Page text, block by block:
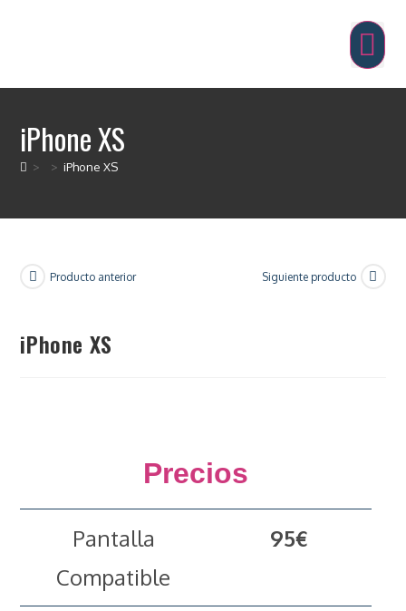
iPhone XS
> > iPhone XS
Producto anterior Siguiente producto
iPhone XS
Precios
Pantalla
Compatible
95€